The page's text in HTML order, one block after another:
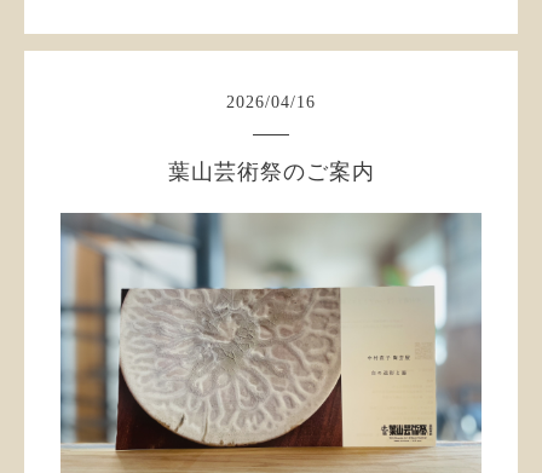
2026/04/16
葉山芸術祭のご案内